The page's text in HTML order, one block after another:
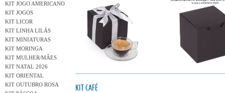
KIT JOGO AMERICANO
KIT JOGOS
KIT LICOR
KIT LINHA LILÁS
KIT MINIATURAS
KIT MORINGA
KIT MULHER/MÃES
KIT NATAL 2026
KIT ORIENTAL
KIT OUTUBRO ROSA
KIT CAFÉ